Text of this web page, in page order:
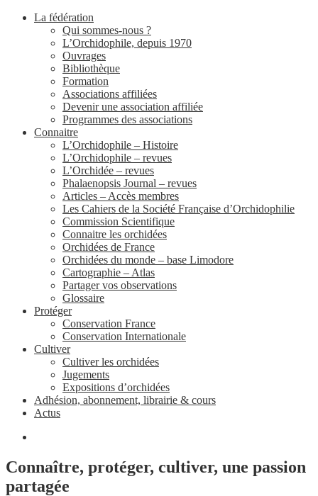
La fédération
Qui sommes-nous ?
L’Orchidophile, depuis 1970
Ouvrages
Bibliothèque
Formation
Associations affiliées
Devenir une association affiliée
Programmes des associations
Connaitre
L’Orchidophile – Histoire
L’Orchidophile – revues
L’Orchidée – revues
Phalaenopsis Journal – revues
Articles – Accès membres
Les Cahiers de la Société Française d’Orchidophilie
Commission Scientifique
Connaitre les orchidées
Orchidées de France
Orchidées du monde – base Limodore
Cartographie – Atlas
Partager vos observations
Glossaire
Protéger
Conservation France
Conservation Internationale
Cultiver
Cultiver les orchidées
Jugements
Expositions d’orchidées
Adhésion, abonnement, librairie & cours
Actus
Connaître, protéger, cultiver, une passion
partagée